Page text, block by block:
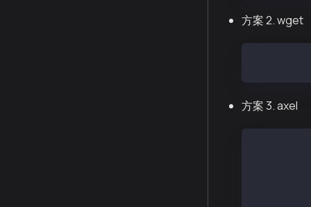
方案 2. wget
方案 3. axel